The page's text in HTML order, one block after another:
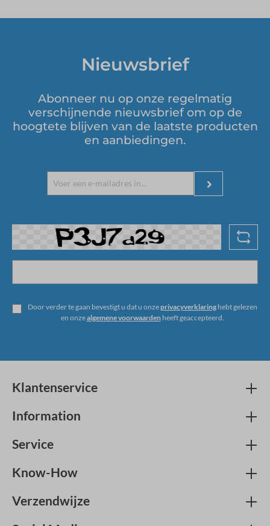
Nieuwsbrief
Abonneer nu op onze regelmatig
verschijnende nieuwsbrief om op de
hoogtete blijven van de laatste producten
en aanbiedingen.
Door verder te gaan bevestigt u dat u onzeprivacyverklaringhebt gelezen
en onzealgemene voorwaarden heeft geaccepteerd.
Klantenservice
Information
Service
Know-How
Verzendwijze